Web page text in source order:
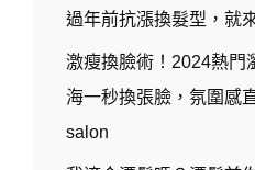
過年前抗漲換髮型，就
激瘦換臉術！2024熱門
海一秒換張臉，氛圍感
salon